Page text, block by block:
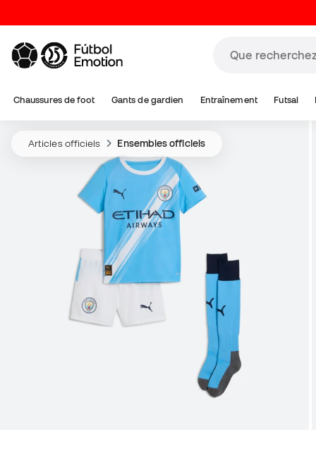
Chaussures de foot Gants de gardien Entraînement Futsal
Articles officiels Ensembles officiels